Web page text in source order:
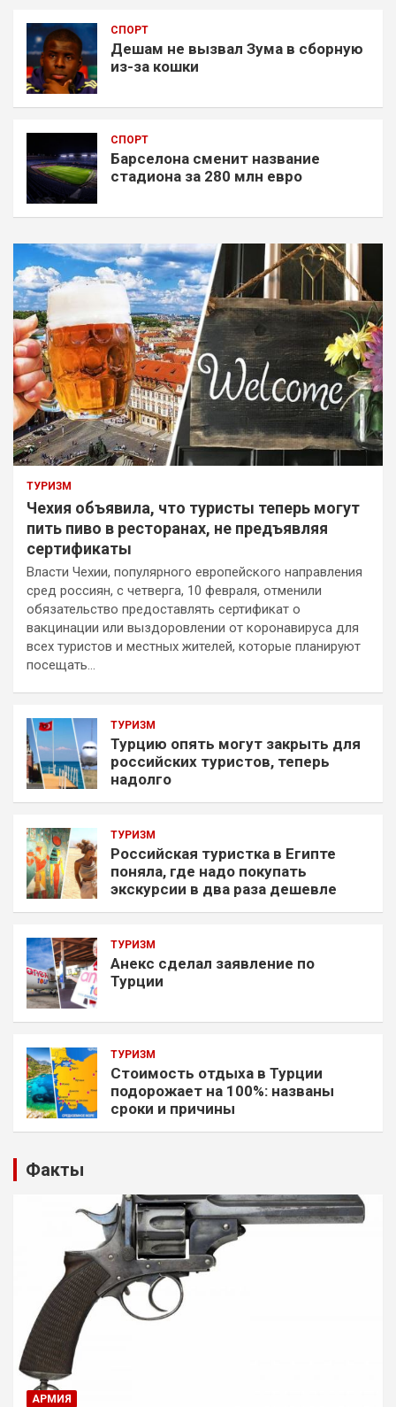
СПОРТ
Дешам не вызвал Зума в сборную
из-за кошки
СПОРТ
Барселона сменит название
стадиона за 280 млн евро
ТУРИЗМ
Чехия объявила, что туристы теперь могут
пить пиво в ресторанах, не предъявляя
сертификаты
Власти Чехии, популярного европейского направления
сред россиян, с четверга, 10 февраля, отменили
обязательство предоставлять сертификат о
вакцинации или выздоровлении от коронавируса для
всех туристов и местных жителей, которые планируют
посещать…
ТУРИЗМ
Турцию опять могут закрыть для
российских туристов, теперь
надолго
ТУРИЗМ
Российская туристка в Египте
поняла, где надо покупать
экскурсии в два раза дешевле
ТУРИЗМ
Анекс сделал заявление по
Турции
ТУРИЗМ
Стоимость отдыха в Турции
подорожает на 100%: названы
сроки и причины
Факты
АРМИЯ